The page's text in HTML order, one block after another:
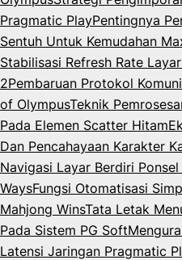
Pragmatic PlayPentingnya
Sentuh Untuk Kemudahan
Stabilisasi Refresh Rate
2Pembaruan Protokol
of OlympusTeknik
Pada Elemen Scatter Hitam
Dan Pencahayaan Karakter
Navigasi Layar Berdiri
WaysFungsi Otomatisasi
Mahjong WinsTata Letak
Pada Sistem PG Soft
Latensi Jaringan Pragmatic